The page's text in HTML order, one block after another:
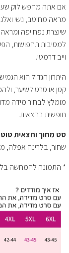
אם אתה מחפש לוק
מראה מחוטב, נשי
שיוצרת נפח יפה
למסיבות תחפושות,
וייב דרמטי.
היתרון הגדול הוא
קטן או סרט לשיער,
מומלץ לבחור מידה
חופשית בחצאית.
סט מחוך וחצאית
שחור, בלרינה אפלה,
* התמונה להמחשה